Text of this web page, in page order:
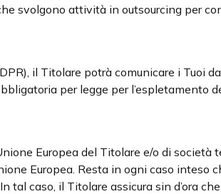
svolgono attività in outsourcing per
il Titolare potrà comunicare i Tuoi
per legge per l’espletamento
Europea del Titolare e/o di
Europea. Resta in ogni caso inteso
tal caso, il Titolare assicura sin d’ora